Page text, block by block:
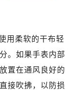
用柔软的干布轻
。如果手表内部
置在通风良好的
接吹拂，以防损